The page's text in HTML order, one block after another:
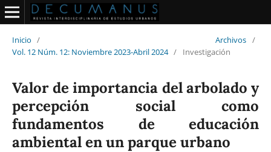
Inicio / Archivos /
Vol. 12 Núm. 12: Noviembre 2023-Abril 2024 / Investigación
Valor de importancia del arbolado y
percepción social como
fundamentos de educación
ambiental en un parque urbano